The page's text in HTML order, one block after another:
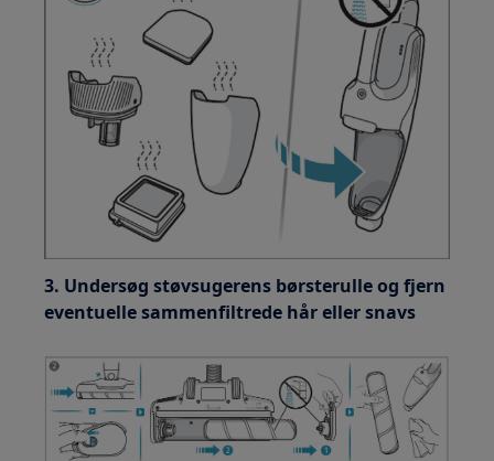
3. Undersøg støvsugerens børsterulle og fjern
eventuelle sammenfiltrede hår eller snavs